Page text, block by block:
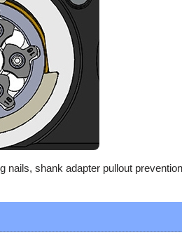
nails, shank adapter pullout